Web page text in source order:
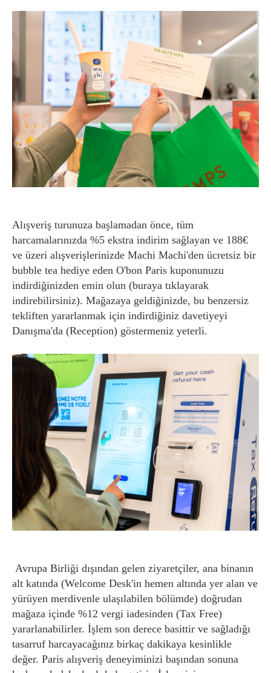
Alışveriş turunuza başlamadan önce, tüm
harcamalarınızda %5 ekstra indirim sağlayan ve 188€
ve üzeri alışverişlerinizde Machi Machi'den ücretsiz bir
bubble tea hediye eden O'bon Paris kuponunuzu
indirdiğinizden emin olun (buraya tıklayarak
indirebilirsiniz). Mağazaya geldiğinizde, bu benzersiz
tekliften yararlanmak için indirdiğiniz davetiyeyi
Danışma'da (Reception) göstermeniz yeterli.
Avrupa Birliği dışından gelen ziyaretçiler, ana binanın
alt katında (Welcome Desk'in hemen altında yer alan ve
yürüyen merdivenle ulaşılabilen bölümde) doğrudan
mağaza içinde %12 vergi iadesinden (Tax Free)
yararlanabilirler. İşlem son derece basittir ve sağladığı
tasarruf harcayacağınız birkaç dakikaya kesinlikle
değer. Paris alışveriş deneyiminizi başından sonuna